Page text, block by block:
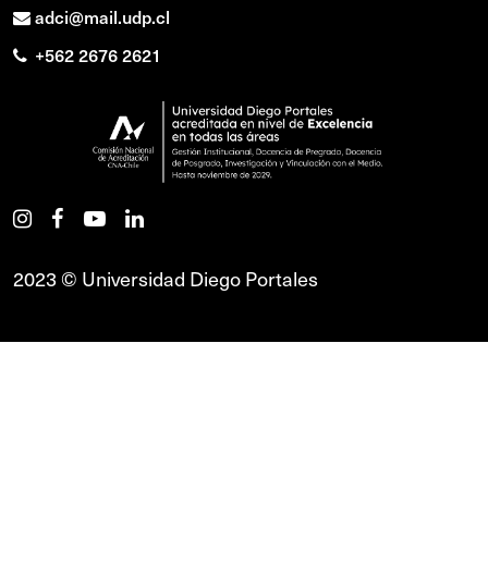
adci@mail.udp.cl
+562 2676 2621
2023 © Universidad Diego Portales